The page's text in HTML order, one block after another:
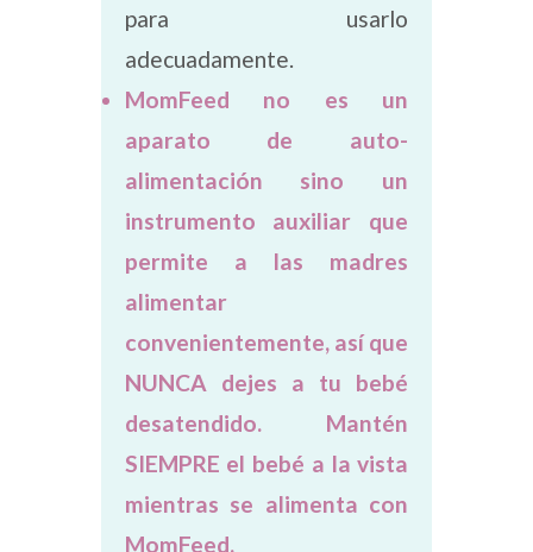
para usarlo
adecuadamente.
MomFeed no es un
aparato de auto-
alimentación sino un
instrumento auxiliar que
permite a las madres
alimentar
convenientemente, así que
NUNCA dejes a tu bebé
desatendido. Mantén
SIEMPRE el bebé a la vista
mientras se alimenta con
MomFeed.